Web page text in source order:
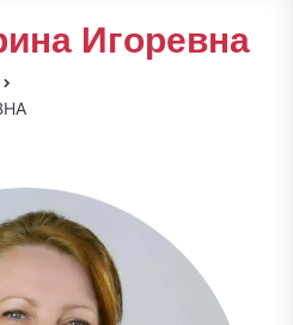
Игоревна